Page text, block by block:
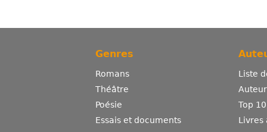
Genres
Romans
Théâtre
Poésie
Essais et documents
Liste
Top
Livres